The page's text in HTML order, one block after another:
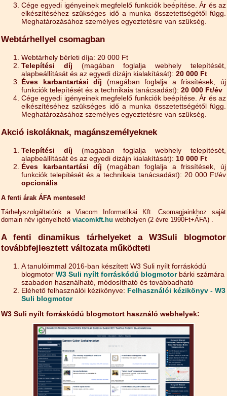
Cége egyedi igényeinek megfelelő funkciók beépítése. Ár és az
elkészítéséhez szükséges idő a munka összetettségétől függ.
Meghatározásához személyes egyeztetésre van szükség.
Webtárhellyel csomagban
Webtárhely bérleti díja: 20 000 Ft
Telepítési díj (magában foglalja webhely telepítését,
alapbeállítását és az egyedi dizájn kialakítását): 20 000 Ft
Éves karbantartási díj (magában foglalja a frissítések, új
funkciók telepítését és a technikaia tanácsadást): 20 000 Ft/év
Cége egyedi igényeinek megfelelő funkciók beépítése. Ár és az
elkészítéséhez szükséges idő a munka összetettségétől függ.
Meghatározásához személyes egyeztetésre van szükség.
Akció iskoláknak, magánszemélyeknek
Telepítési díj (magában foglalja webhely telepítését,
alapbeállítását és az egyedi dizájn kialakítását): 10 000 Ft
Éves karbantartási díj (magában foglalja a frissítések, új
funkciók telepítését és a technikaia tanácsadást): 20 000 Ft/év
opcionális
A fenti árak ÁFA mentesek!
Tárhelyszolgáltatónk a Viacom Informatikai Kft. Csomagjainkhoz saját
domain név igényelhető viacomkft.hu webhelyen (2 évre 1990Ft+ÁFA) .
A fenti dinamikus tárhelyeket a W3Suli blogmotor
továbbfejlesztett változata működteti
A tanulóimmal 2016-ban készített W3 Suli nyílt forráskódú
blogmotor W3 Suli nyílt forráskódú blogmotor bárki számára
szabadon használható, módosítható és továbbadható
Eléhető felhasználói kézikönyve: Felhasználói kézikönyv - W3
Suli blogmotor
W3 Suli nyílt forráskódú blogmotort használó webhelyek: